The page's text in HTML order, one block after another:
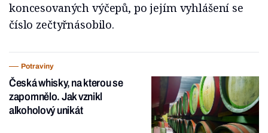
koncesovaných výčepů, po jejím vyhlášení se
číslo zečtyřnásobilo.
Potraviny
Česká whisky, na kterou se
zapomnělo. Jak vznikl
alkoholový unikát